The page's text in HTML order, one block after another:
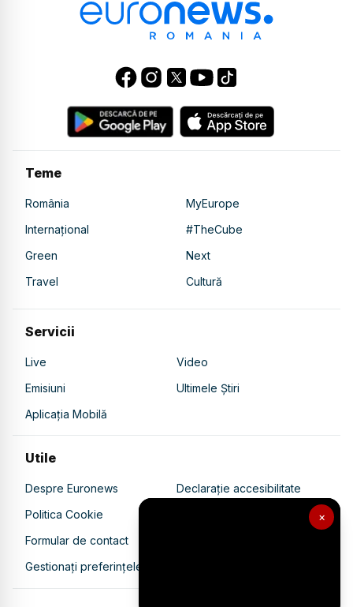
×
Teme
România
MyEurope
Internațional
#TheCube
Green
Next
Travel
Cultură
Servicii
Live
Video
Emisiuni
Ultimele Știri
Aplicația Mobilă
Utile
Despre Euronews
Declarație accesibilitate
Politica Cookie
Politica de confidențialitate
Formular de contact
Gestionați preferințele